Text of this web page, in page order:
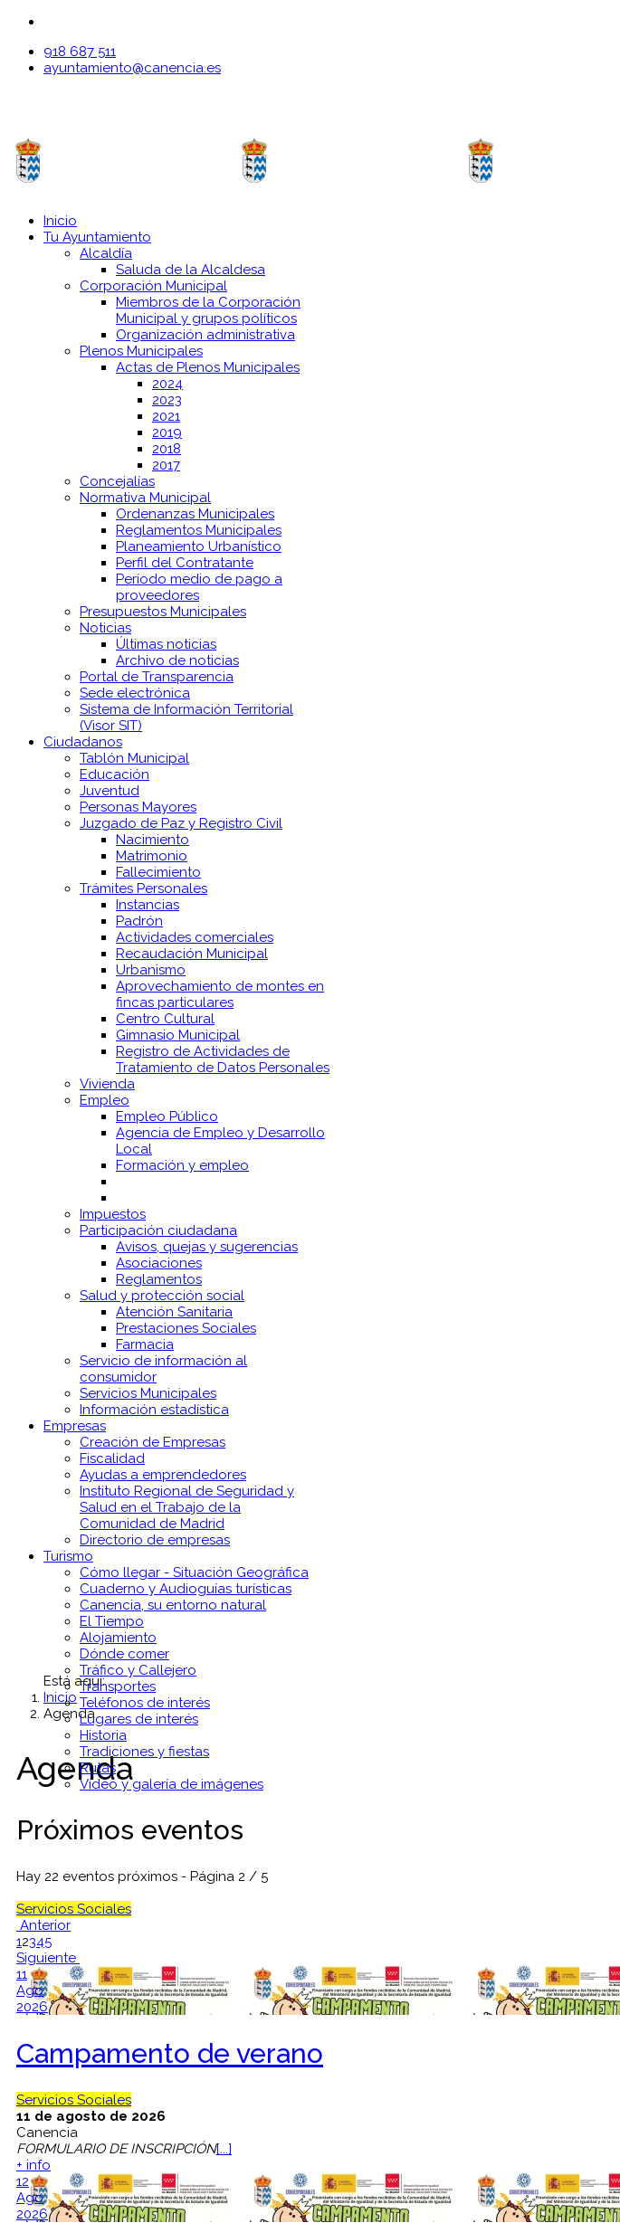
918 687 511
ayuntamiento@canencia.es
Inicio
Tu Ayuntamiento
Alcaldía
Saluda de la Alcaldesa
Corporación Municipal
Miembros de la Corporación
Municipal y grupos políticos
Organización administrativa
Plenos Municipales
Actas de Plenos Municipales
2024
2023
2021
2019
2018
2017
Concejalías
Normativa Municipal
Ordenanzas Municipales
Reglamentos Municipales
Planeamiento Urbanístico
Perfil del Contratante
Período medio de pago a
proveedores
Presupuestos Municipales
Noticias
Últimas noticias
Archivo de noticias
Portal de Transparencia
Sede electrónica
Sistema de Información Territorial
(Visor SIT)
Ciudadanos
Tablón Municipal
Educación
Juventud
Personas Mayores
Juzgado de Paz y Registro Civil
Nacimiento
Matrimonio
Fallecimiento
Trámites Personales
Instancias
Padrón
Actividades comerciales
Recaudación Municipal
Urbanismo
Aprovechamiento de montes en
fincas particulares
Centro Cultural
Gimnasio Municipal
Registro de Actividades de
Tratamiento de Datos Personales
Vivienda
Empleo
Empleo Público
Agencia de Empleo y Desarrollo
Local
Formación y empleo
Impuestos
Participación ciudadana
Avisos, quejas y sugerencias
Asociaciones
Reglamentos
Salud y protección social
Atención Sanitaria
Prestaciones Sociales
Farmacia
Servicio de información al
consumidor
Servicios Municipales
Información estadística
Empresas
Creación de Empresas
Fiscalidad
Ayudas a emprendedores
Instituto Regional de Seguridad y
Salud en el Trabajo de la
Comunidad de Madrid
Directorio de empresas
Turismo
Cómo llegar - Situación Geográfica
Cuaderno y Audioguías turísticas
Canencia, su entorno natural
El Tiempo
Alojamiento
Dónde comer
Tráfico y Callejero
Transportes
Teléfonos de interés
Lugares de interés
Historia
Tradiciones y fiestas
Rutas
Vídeo y galería de imágenes
Está aquí:
Inicio
Agenda
Agenda
Próximos eventos
Hay 22 eventos próximos - Página 2 / 5
Servicios Sociales
Anterior
12345
Siguiente
11
Ago
2026
Campamento de verano
Servicios Sociales
11 de agosto de 2026
Canencia
FORMULARIO DE INSCRIPCIÓN[...]
+ info
12
Ago
2026